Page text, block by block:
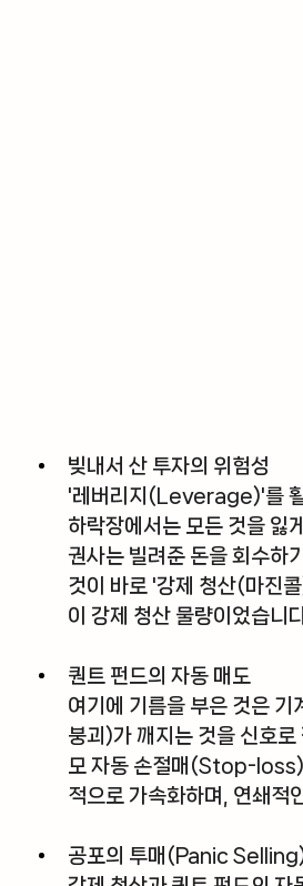
빚내서 산 투자의 위험성
'레버리지(Leverage)'를 활
하락장에서는 모든 것을 잃
권사는 빌려준 돈을 회수하
것이 바로 '강제 청산(마진
이 강제 청산 물량이었습니
퀀트 펀드의 자동 매도
여기에 기름을 부은 것은
붕괴)가 깨지는 것을 신호
모 자동 손절매(Stop-loss)
적으로 가속화하며, 연쇄적
공포의 투매(Panic